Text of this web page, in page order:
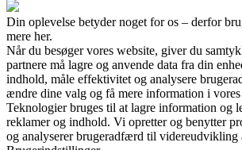
Din oplevelse betyder noget for os – derfor
mere her.
Når du besøger vores website, giver du
partnere må lagre og anvende data fra din
indhold, måle effektivitet og analysere
ændre dine valg og få mere information i
Teknologier bruges til at lagre information og
reklamer og indhold. Vi opretter og benytter
og analyserer brugeradfærd til videreudvikling